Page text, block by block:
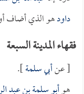
داودهو الذي أضاف
فقهاء المدينة السبعة
[ عنأبي سلمة].